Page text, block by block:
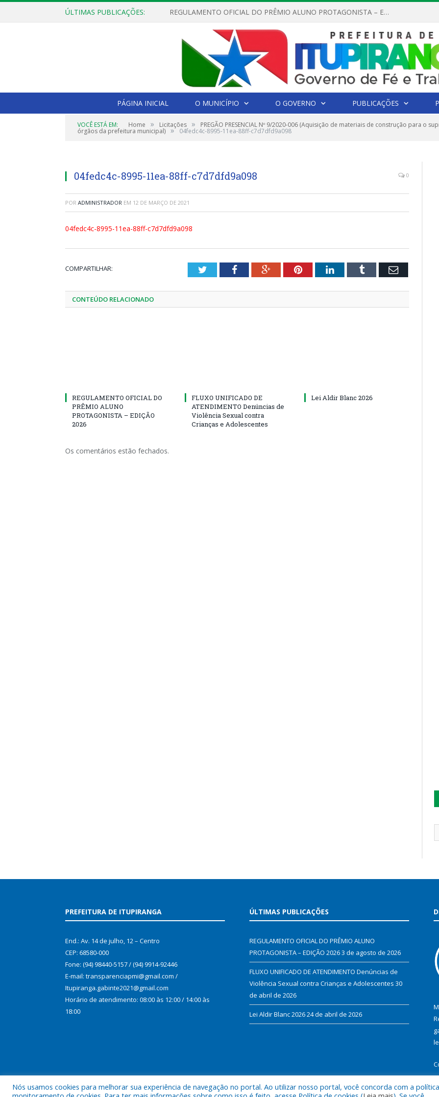
ÚLTIMAS PUBLICAÇÕES: REGULAMENTO OFICIAL DO PRÊMIO ALUNO PROTAGONISTA – EDIÇÃO 2026
PÁGINA INICIAL O MUNICÍPIO O GOVERNO PUBLICAÇÕES
VOCÊ ESTÁ EM: Home » Licitações » PREGÃO PRESENCIAL Nº 9/2020-006 (Aquisição de materiais de construção para o
órgãos da prefeitura municipal) » 04fedc4c-8995-11ea-88ff-c7d7dfd9a098
04fedc4c-8995-11ea-88ff-c7d7dfd9a098 0
POR ADMINISTRADOR EM 12 DE MARÇO DE 2021
04fedc4c-8995-11ea-88ff-c7d7dfd9a098
COMPARTILHAR: TwitterFacebookGoogle+PinterestLinkedInTumblr Email
CONTEÚDO RELACIONADO
REGULAMENTO OFICIAL DO
PRÊMIO ALUNO
PROTAGONISTA – EDIÇÃO
2026
FLUXO UNIFICADO DE
ATENDIMENTO Denúncias de
Violência Sexual contra
Crianças e Adolescentes
Lei Aldir Blanc 2026
Os comentários estão fechados.
PREFEITURA DE ITUPIRANGA
End.: Av. 14 de julho, 12 – Centro
CEP: 68580-000
Fone: (94) 98440-5157 / (94) 9914-92446
E-mail: transparenciapmi@gmail.com /
Itupiranga.gabinte2021@gmail.com
Horário de atendimento: 08:00 às 12:00 / 14:00 às
18:00
ÚLTIMAS PUBLICAÇÕES
REGULAMENTO OFICIAL DO PRÊMIO ALUNO
PROTAGONISTA – EDIÇÃO 20263 de agosto de 2026
FLUXO UNIFICADO DE ATENDIMENTO Denúncias de
Violência Sexual contra Crianças e Adolescentes 30
de abril de 2026
Lei Aldir Blanc 202624 de abril de 2026
Nós usamos cookies para melhorar sua experiência de navegação no portal. Ao utilizar nosso portal, você concorda com a